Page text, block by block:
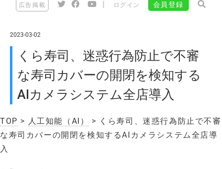
広告掲載 ログイン 会員登録
2023-03-02
くら寿司、迷惑行為防止で不審
な寿司カバーの開閉を検知する
AIカメラシステム全店導入
TOP > 人工知能（AI）
> くら寿司、迷惑行為防止で不審
な寿司カバーの開閉を検知するAIカメラシステム全店導
入